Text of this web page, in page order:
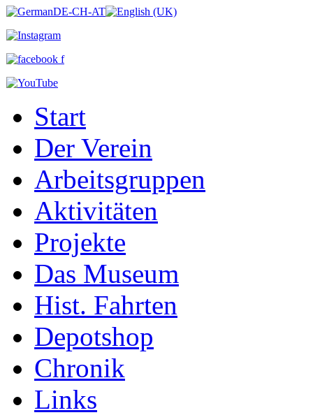
Start
Der Verein
Arbeitsgruppen
Aktivitäten
Projekte
Das Museum
Hist. Fahrten
Depotshop
Chronik
Links